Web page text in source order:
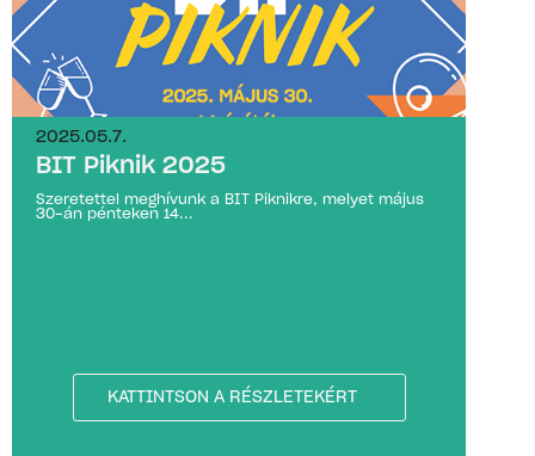
2025.05.7.
BIT Piknik 2025
Szeretettel meghívunk a BIT Piknikre, melyet május
30-án pénteken 14...
KATTINTSON A RÉSZLETEKÉRT